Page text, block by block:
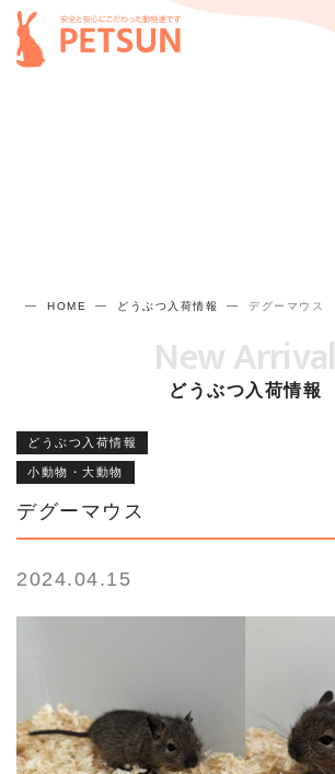
HOME どうぶつ入荷情報 デグーマウス
New Arrival
どうぶつ入荷情報
どうぶつ入荷情報
小動物・大動物
デグーマウス
2024.04.15